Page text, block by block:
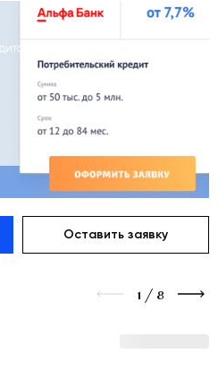
Оставить заявку
1 / 8